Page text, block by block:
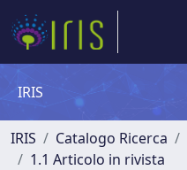
IRIS
IRIS Catalogo Ricerca
1.1 Articolo in rivista